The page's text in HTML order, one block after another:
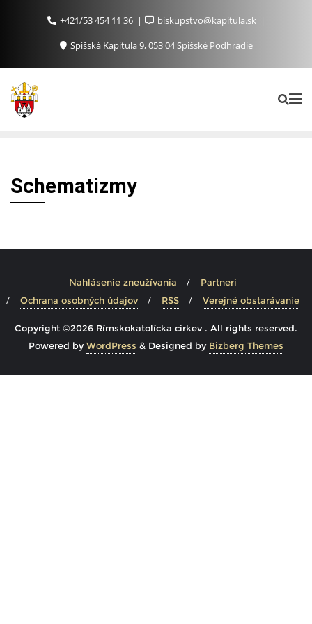
+421/53 454 11 36
biskupstvo@kapitula.sk
Spišská Kapitula 9, 053 04 Spišské Podhradie
Schematizmy
Nahlásenie zneužívania
Partneri
Ochrana osobných údajov
RSS Verejné obstarávanie
Copyright ©2026 Rímskokatolícka cirkev . All rights reserved.
Powered byWordPress & Designed by Bizberg Themes